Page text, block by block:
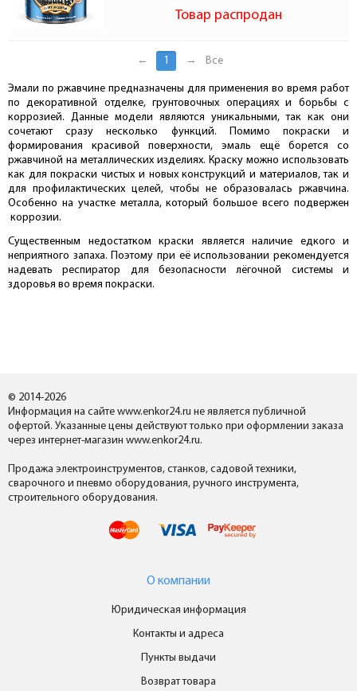
Товар распродан
← 1 → Все
Эмали по ржавчине предназначены для применения во время работ
по декоративной отделке, грунтовочных операциях и борьбы с
коррозией. Данные модели являются уникальными, так как они
сочетают сразу несколько функций. Помимо покраски и
формирования красивой поверхности, эмаль ещё борется со
ржавчиной на металлических изделиях. Краску можно использовать
как для покраски чистых и новых конструкций и материалов, так и
для профилактических целей, чтобы не образовалась ржавчина.
Особенно на участке металла, который большое всего подвержен
коррозии.
Существенным недостатком краски является наличие едкого и
неприятного запаха. Поэтому при её использовании рекомендуется
надевать респиратор для безопасности лёгочной системы и
здоровья во время покраски.
© 2014-2026
Информация на сайте www.enkor24.ru не является публичной
офертой. Указанные цены действуют только при оформлении заказа
через интернет-магазин www.enkor24.ru.
Продажа электроинструментов, станков, садовой техники,
сварочного и пневмо оборудования, ручного инструмента,
строительного оборудования.
О компании
Юридическая информация
Контакты и адреса
Пункты выдачи
Возврат товара